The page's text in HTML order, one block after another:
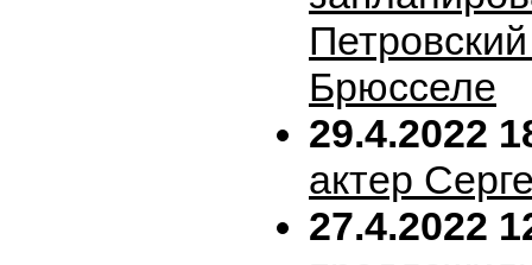
Брюсселе
29.4.2022
актер
27.4.2022